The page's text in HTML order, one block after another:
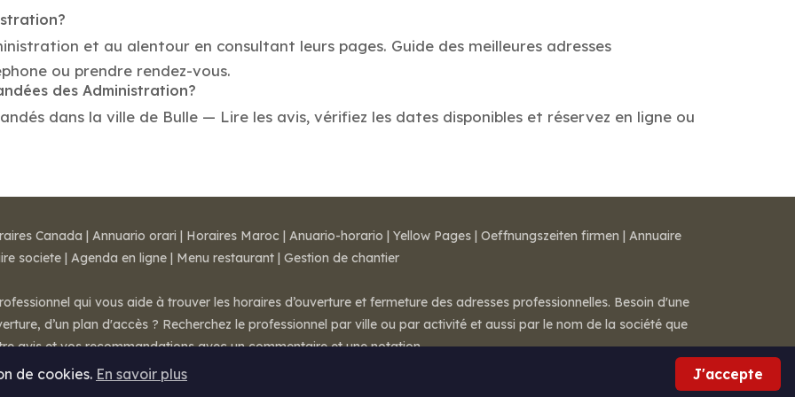
et au alentour en consultant leurs pages. Guide des meilleures adresses
ou prendre rendez-vous.
des Administration?
dans la ville de Bulle — Lire les avis, vérifiez les dates disponibles et réservez en ligne ou
de cookies. En savoir plus J'accepte
Canada | Annuario orari | Horaires Maroc | Anuario-horario | Yellow Pages | Oeffnungszeiten firmen | Annuaire
societe | Agenda en ligne | Menu restaurant | Gestion de chantier
qui vous aide à trouver les horaires d’ouverture et fermeture des adresses professionnelles. Besoin d'une
d’un plan d'accès ? Recherchez le professionnel par ville ou par activité et aussi par le nom de la société que
avis et vos recommandations avec un commentaire et une notation.